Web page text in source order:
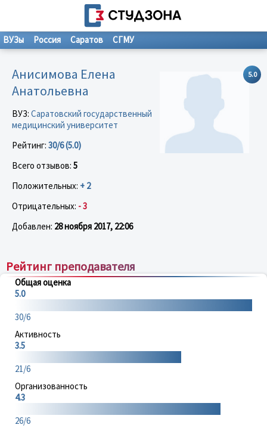
ВУЗы Россия Саратов СГМУ
5.0
Анисимова Елена
Анатольевна
ВУЗ: Саратовский государственный
медицинский университет
Рейтинг: 30/6 (5.0)
Всего отзывов: 5
Положительных: + 2
Отрицательных: - 3
Добавлен: 28 ноября 2017, 22:06
Рейтинг преподавателя
Общая оценка
5.0
30/6
Активность
3.5
21/6
Организованность
4.3
26/6